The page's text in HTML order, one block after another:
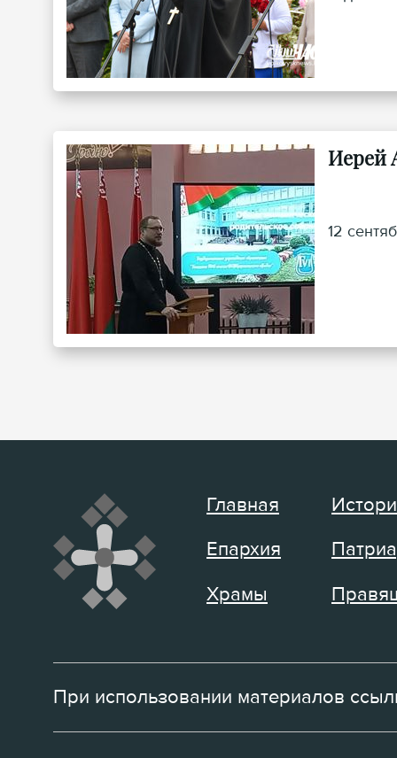
Иерей
12
Главная
Епархия
Храмы
При использовании материалов